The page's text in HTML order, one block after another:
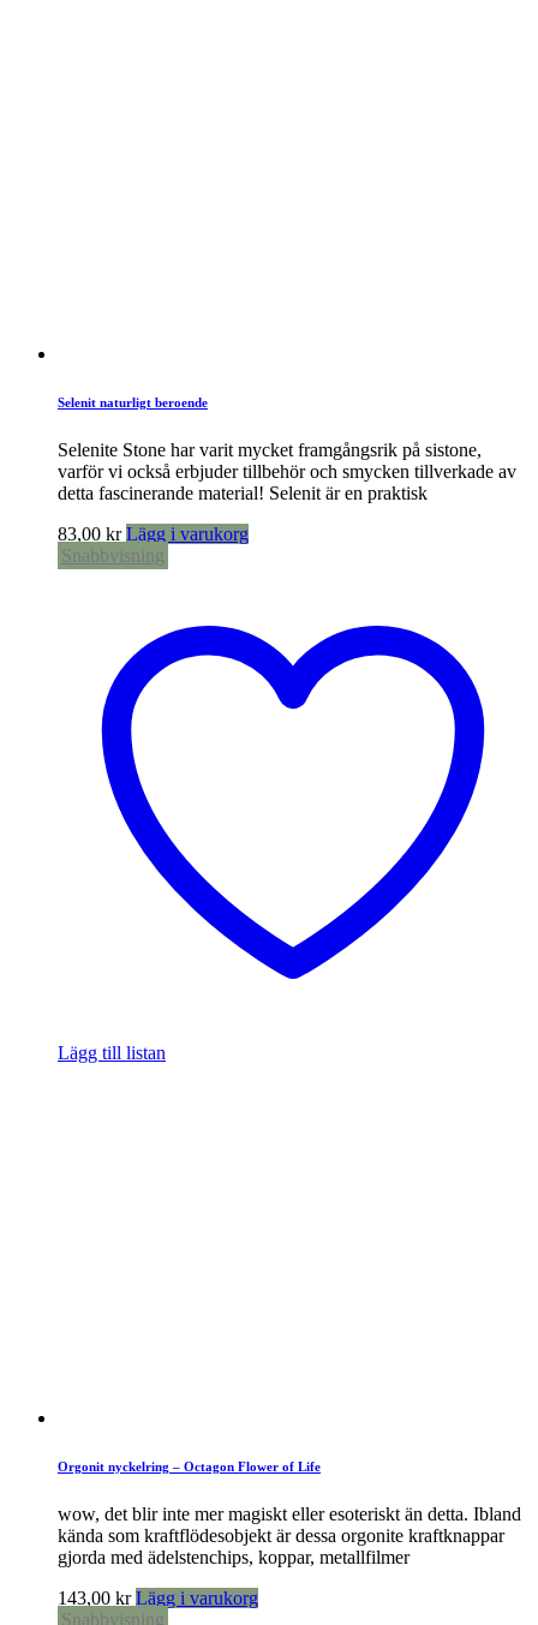
Selenit naturligt beroende
Selenite Stone har varit mycket framgångsrik på sistone,
varför vi också erbjuder tillbehör och smycken tillverkade av
detta fascinerande material! Selenit är en praktisk
83,00 kr Lägg i varukorg
Snabbvisning
Lägg till listan
Orgonit nyckelring – Octagon Flower of Life
wow, det blir inte mer magiskt eller esoteriskt än detta. Ibland
kända som kraftflödesobjekt är dessa orgonite kraftknappar
gjorda med ädelstenchips, koppar, metallfilmer
143,00 kr Lägg i varukorg
Snabbvisning